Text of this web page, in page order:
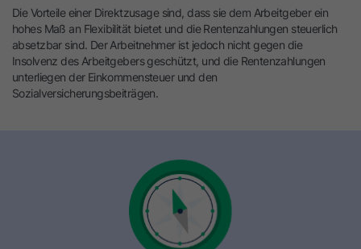
Die Vorteile einer Direktzusage sind, dass sie dem Arbeitgeber ein
hohes Maß an Flexibilität bietet und die Rentenzahlungen steuerlich
absetzbar sind. Der Arbeitnehmer ist jedoch nicht gegen die
Insolvenz des Arbeitgebers geschützt, und die Rentenzahlungen
unterliegen der Einkommensteuer und den
Sozialversicherungsbeiträgen.